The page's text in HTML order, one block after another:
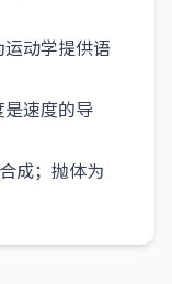
动学提供语
速度的导
成；抛体为